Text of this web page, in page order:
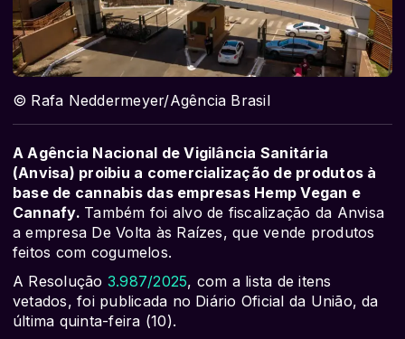
© Rafa Neddermeyer/Agência Brasil
A Agência Nacional de Vigilância Sanitária
(Anvisa) proibiu a comercialização de produtos à
base de cannabis das empresas Hemp Vegan e
Cannafy. Também foi alvo de fiscalização da Anvisa
a empresa De Volta às Raízes, que vende produtos
feitos com cogumelos.
A Resolução 3.987/2025, com a lista de itens
vetados, foi publicada no Diário Oficial da União, da
última quinta-feira (10).